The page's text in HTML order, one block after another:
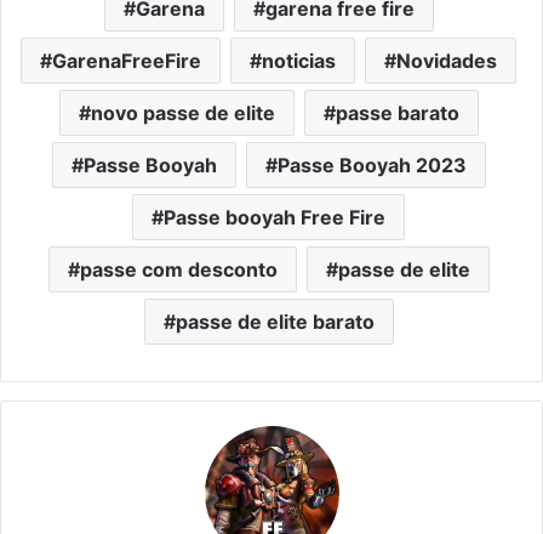
Garena garena free fire
GarenaFreeFire noticias Novidades
novo passe de elite passe barato
Passe Booyah Passe Booyah 2023
Passe booyah Free Fire
passe com desconto passe de elite
passe de elite barato